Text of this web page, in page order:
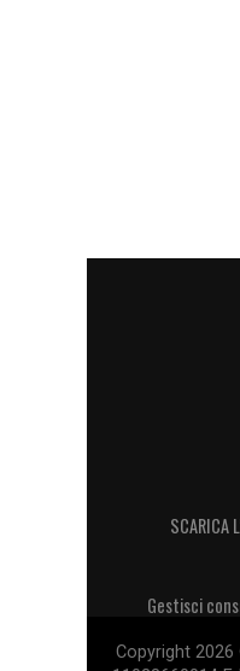
SCARICA
Gestisci
Copyright